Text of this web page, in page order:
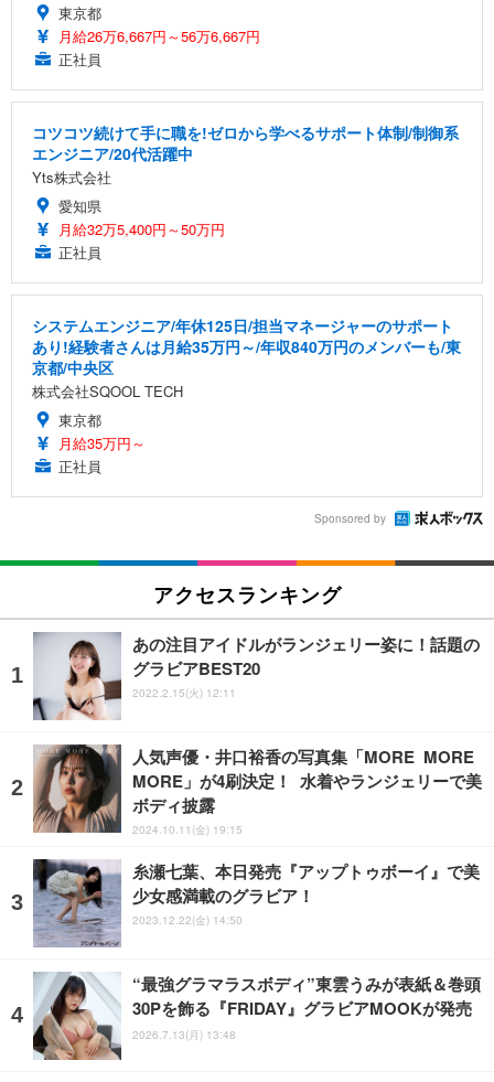
東京都
月給26万6,667円～56万6,667円
正社員
コツコツ続けて手に職を!ゼロから学べるサポート体制/制御系
エンジニア/20代活躍中
Yts株式会社
愛知県
月給32万5,400円～50万円
正社員
システムエンジニア/年休125日/担当マネージャーのサポート
あり!経験者さんは月給35万円～/年収840万円のメンバーも/東
京都/中央区
株式会社SQOOL TECH
東京都
月給35万円～
正社員
Sponsored by
アクセスランキング
あの注目アイドルがランジェリー姿に！話題の
グラビアBEST20
2022.2.15(火) 12:11
人気声優・井口裕香の写真集「MORE MORE
MORE」が4刷決定！ 水着やランジェリーで美
ボディ披露
2024.10.11(金) 19:15
糸瀬七葉、本日発売『アップトゥボーイ』で美
少女感満載のグラビア！
2023.12.22(金) 14:50
“最強グラマラスボディ”東雲うみが表紙＆巻頭
30Pを飾る『FRIDAY』グラビアMOOKが発売
2026.7.13(月) 13:48